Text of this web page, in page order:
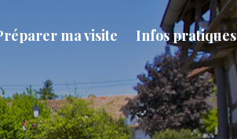
ma visite Infos pratiques